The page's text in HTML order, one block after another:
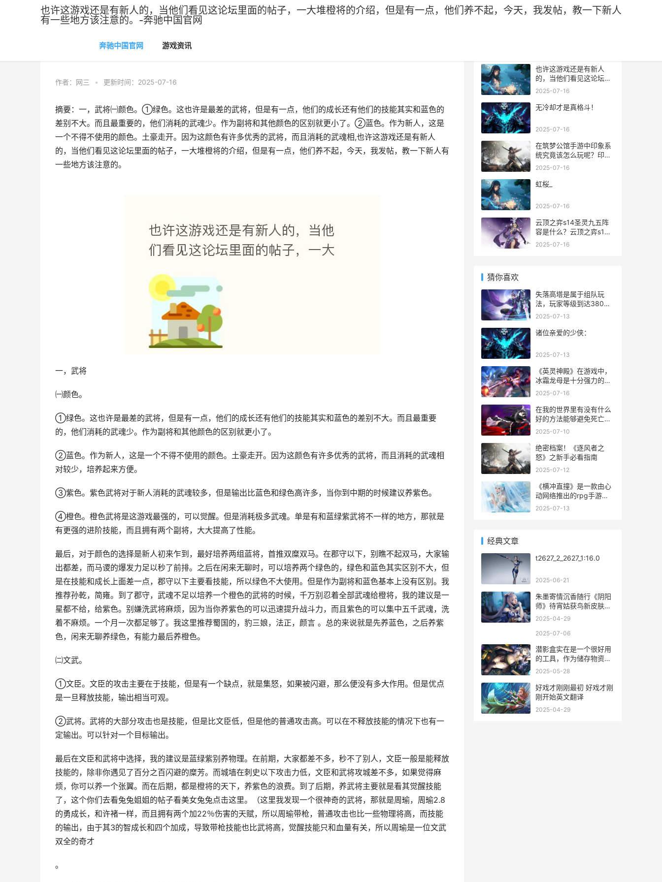
也许这游戏还是有新人的，当他们看见这论坛里面的帖子，一大堆橙将的介绍，但是有一点，他们养不起，今天，我发帖，教一下新人
有一些地方该注意的。-奔驰中国官网
奔驰中国官网 游戏资讯
奔驰中国官网>游戏资讯
作者： 网三 • 更新时间：2025-07-16
摘要：一，武将㈠颜色。①绿色。这也许是最差的武将，但是有一点，他们的成长还有他们的技能其实和蓝色的
差别不大。而且最重要的，他们消耗的武魂少。作为副将和其他颜色的区别就更小了。②蓝色。作为新人，这是
一个不得不使用的颜色。土豪走开。因为这颜色有许多优秀的武将，而且消耗的武魂相,也许这游戏还是有新人
的，当他们看见这论坛里面的帖子，一大堆橙将的介绍，但是有一点，他们养不起，今天，我发帖，教一下新人有
一些地方该注意的。
一，武将
㈠颜色。
①绿色。这也许是最差的武将，但是有一点，他们的成长还有他们的技能其实和蓝色的差别不大。而且最重要
的，他们消耗的武魂少。作为副将和其他颜色的区别就更小了。
②蓝色。作为新人，这是一个不得不使用的颜色。土豪走开。因为这颜色有许多优秀的武将，而且消耗的武魂相
对较少，培养起来方便。
③紫色。紫色武将对于新人消耗的武魂较多，但是输出比蓝色和绿色高许多，当你到中期的时候建议养紫色。
④橙色。橙色武将是这游戏最强的，可以觉醒。但是消耗极多武魂。单是有和蓝绿紫武将不一样的地方，那就是
有更强的进阶技能，而且拥有两个副将，大大提高了性能。
最后，对于颜色的选择是新人初来乍到，最好培养两组蓝将，首推双糜双马。在郡守以下，别瞧不起双马，大家输
出都差，而马谡的爆发力足以秒了前排。之后在闲来无聊时，可以培养两个绿色的，绿色和蓝色其实区别不大，但
是在技能和成长上面差一点，郡守以下主要看技能，所以绿色不大使用。但是作为副将和蓝色基本上没有区别。我
推荐孙乾，简雍。到了郡守，武魂不足以培养一个橙色的武将的时候，千万别忍着全部武魂给橙将，我的建议是一
星都不给，给紫色。别嫌洗武将麻烦，因为当你养紫色的可以迅速提升战斗力，而且紫色的可以集中五千武魂，洗
着不麻烦。一个月一次都足够了。我这里推荐蜀国的，豹三娘，法正，颜言 。总的来说就是先养蓝色，之后养紫
色，闲来无聊养绿色，有能力最后养橙色。
㈡文武。
①文臣。文臣的攻击主要在于技能，但是有一个缺点，就是集怒，如果被闪避，那么便没有多大作用。但是优点
是一旦释放技能，输出相当可观。
②武将。武将的大部分攻击也是技能，但是比文臣低，但是他的普通攻击高。可以在不释放技能的情况下也有一
定输出。可以针对一个目标输出。
最后在文臣和武将中选择，我的建议是蓝绿紫别养物理。在前期，大家都差不多，秒不了别人，文臣一般是能释放
技能的，除非你遇见了百分之百闪避的糜芳。而城墙在刺史以下攻击力低，文臣和武将攻城差不多，如果觉得麻
烦，你可以养一个张翼。而在后期，都是橙将的天下，养紫色的浪费。到了后期，养武将主要就是看其觉醒技能
了，这个你们去看兔兔姐姐的帖子看美女兔兔点击这里。（这里我发现一个很神奇的武将，那就是周瑜，周瑜2.8
的勇成长，和许褚一样，而且拥有两个加22％伤害的天赋，所以周瑜带枪，普通攻击也比一些物理将高，而技能
的输出，由于其3的智成长和四个加成，导致带枪技能也比武将高，觉醒技能只和血量有关，所以周瑜是一位文武
双全的奇才
。
也许这游戏还是有新人
的，当他们看见这论坛里
面的帖子，一大堆橙将的
养不起，今天，我发帖，
2025-07-16
无冷却才是真格斗！
2025-07-16
在筑梦公馆手游中印象系
统究竟该怎么玩呢？印象
系统玩法内容还有不少玩
下面就让我们一起来看一
2025-07-16
虹桜_
2025-07-16
云顶之弈s14圣灵九五阵
容是什么？云顶之弈s14
赛季更新，小编为大家整
容介绍，一起来看
2025-07-16
猜你喜欢
失落高塔是属于组队玩
法，玩家等级到达380级
即可开启，该副本每天可
行挑战！
2025-07-13
诸位亲爱的少侠：
2025-07-13
《英灵神殿》在游戏中，
冰霜龙母是十分强力的一
个boss，不过玩家想要找
要的玩家都只知道要在雪
山里面寻找，但是具体才
为大家带来完整版的寻找
攻略，一起来看看吧。
2025-07-16
在我的世界里有没有什么
好的方法能够避免死亡之
后物品掉落呢？当然是有
落的方法啦，那就是死亡
不掉落代码。那死亡不掉
如何使用呢？
2025-07-10
绝密档案！《逐风者之
怒》之新手必看指南
2025-07-12
《横冲直撞》是一款由心
动网络推出的rpg手游，
游戏告别了传统的单人操
戏使用了全3d的画面，
2025-07-13
经典文章
t2627_2_2627_1:16.0
2025-06-21
朱墨寄情沉香随行《阴阳
师》待宵姑获鸟新皮肤上
线
2025-04-29
2025-07-06
潜影盒实在是一个很好用
的工具，作为储存物资的
盒子，最特殊之处还是在
是个什么样的特殊盒子，
又该怎么获得呢？下面小
界中国版潜影盒获取攻
2025-05-28
好戏才刚刚最初 好戏才刚
刚开始英文翻译
2025-04-29